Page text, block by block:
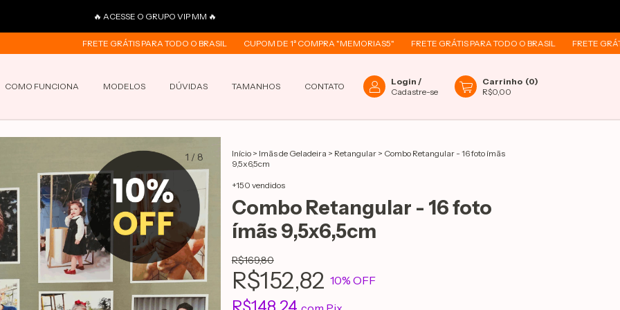
🔥 ACESSE O GRUPO VIP MM 🔥
FRETE GRÁTIS PARA TODO O BRASIL CUPOM DE 1ª COMPRA "MEMORIAS5" FRETE GRÁTIS PARA TODO O BRASIL FRETE GRÁTIS
Login /
Cadastre-se
Carrinho (0)
R$0,00
COMO FUNCIONA MODELOS DÚVIDAS TAMANHOS CONTATO
1 / 8 Início > Imãs de Geladeira > Retangular > Combo Retangular - 16 foto ímãs
9,5x6,5cm
+150 vendidos
Combo Retangular - 16 foto
ímãs 9,5x6,5cm
R$169,80
R$152,82 10% OFF